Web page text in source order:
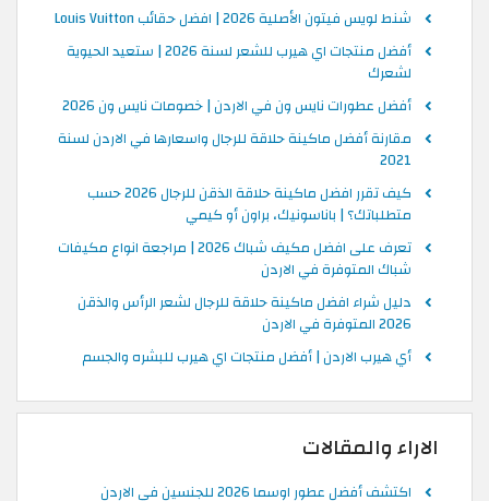
شنط لويس فيتون الأصلية 2026 | افضل حقائب Louis Vuitton
أفضل منتجات اي هيرب للشعر لسنة 2026 | ستعيد الحيوية
لشعرك
أفضل عطورات نايس ون في الاردن | خصومات نايس ون 2026
مقارنة أفضل ماكينة حلاقة للرجال واسعارها في الاردن لسنة
2021
كيف تقرر افضل ماكينة حلاقة الذقن للرجال 2026 حسب
متطلباتك؟ | باناسونيك، براون أو كيمي
تعرف على افضل مكيف شباك 2026 | مراجعة انواع مكيفات
شباك المتوفرة في الاردن
دليل شراء افضل ماكينة حلاقة للرجال لشعر الرأس والذقن
2026 المتوفرة في الاردن
أي هيرب الاردن | أفضل منتجات اي هيرب للبشره والجسم
الاراء والمقالات
اكتشف أفضل عطور اوسما 2026 للجنسين في الاردن